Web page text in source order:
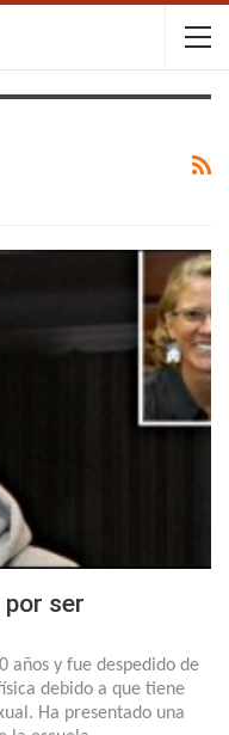
por ser
años y fue despedido de
debido a que tiene
Ha presentado una